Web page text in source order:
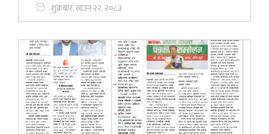
शुक्रबार, साउन २२, २०८३